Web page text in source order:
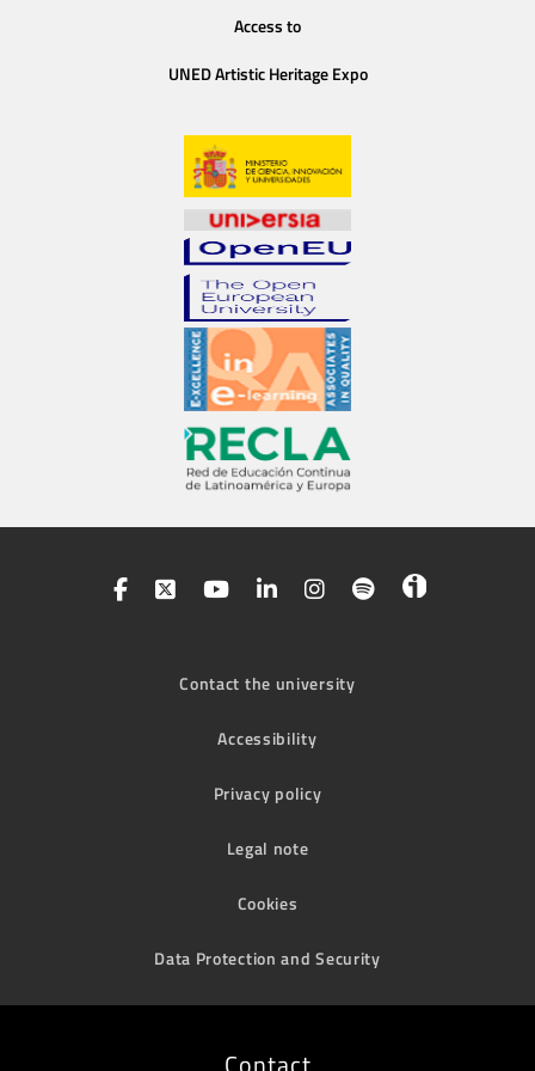
Access to
UNED Artistic Heritage Expo
Contact the university
Accessibility
Privacy policy
Legal note
Cookies
Data Protection and Security